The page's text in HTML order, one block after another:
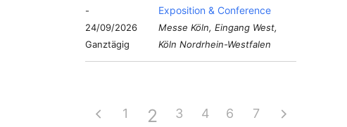
-
24/09/2026
Ganztägig
Exposition & Conference
Messe Köln, Eingang West,
Köln Nordrhein-Westfalen
1 2 3 4 5
6 7